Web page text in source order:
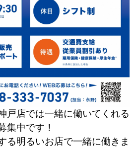
戸店では一緒に働いてくれる
集中です！
る明るいお店で一緒に働きま